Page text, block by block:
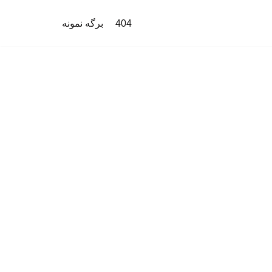
404 برگه نمونه